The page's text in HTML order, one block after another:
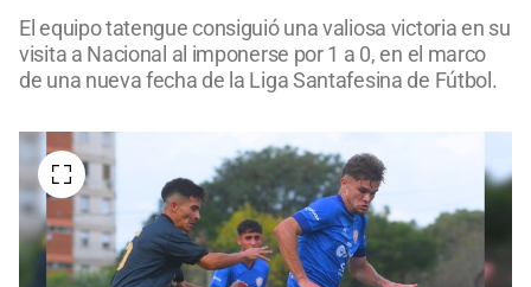
El equipo tatengue consiguió una valiosa victoria en su
visita a Nacional al imponerse por 1 a 0, en el marco
de una nueva fecha de la Liga Santafesina de Fútbol.